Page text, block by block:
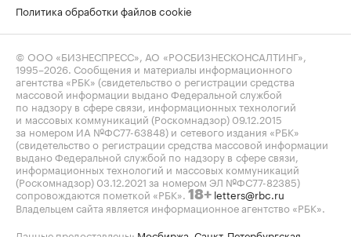
Политика обработки файлов cookie
© ООО «БИЗНЕСПРЕСС», АО «РОСБИЗНЕСКОНСАЛТИНГ»,
1995–2026 . Сообщения и материалы информационного
агентства «РБК» (свидетельство о регистрации средства
массовой информации выдано Федеральной службой
по надзору в сфере связи, информационных технологий
и массовых коммуникаций (Роскомнадзор) 09.12.2015
за номером ИА №ФС77-63848) и сетевого издания «РБК»
(свидетельство о регистрации средства массовой информации
выдано Федеральной службой по надзору в сфере связи,
информационных технологий и массовых коммуникаций
(Роскомнадзор) 03.12.2021 за номером ЭЛ №ФС77-82385)
сопровождаются пометкой «РБК». 18+ letters@rbc.ru
Владельцем сайта является информационное агентство «РБК».